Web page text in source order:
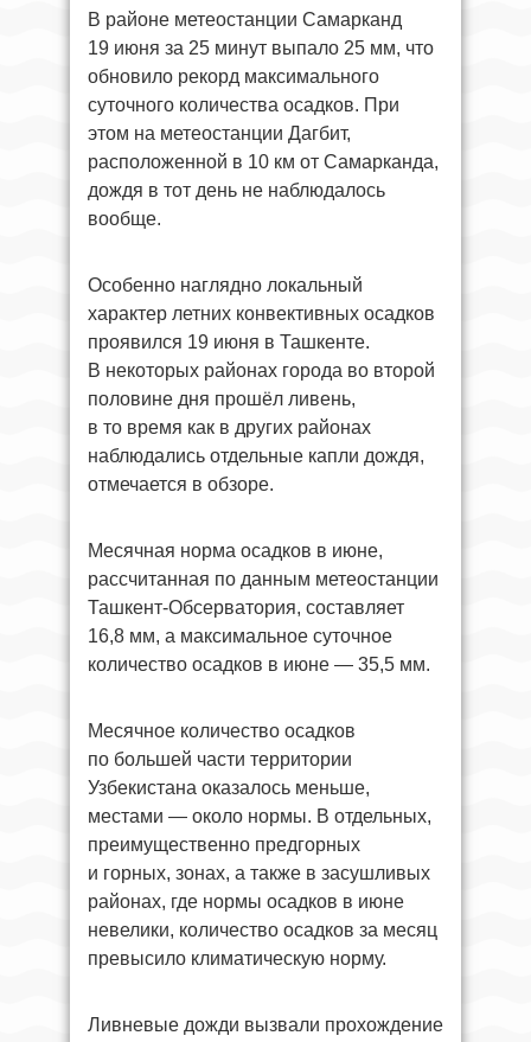
В районе метеостанции Самарканд
19 июня за 25 минут выпало 25 мм, что
обновило рекорд максимального
суточного количества осадков. При
этом на метеостанции Дагбит,
расположенной в 10 км от Самарканда,
дождя в тот день не наблюдалось
вообще.
Особенно наглядно локальный
характер летних конвективных осадков
проявился 19 июня в Ташкенте.
В некоторых районах города во второй
половине дня прошёл ливень,
в то время как в других районах
наблюдались отдельные капли дождя,
отмечается в обзоре.
Месячная норма осадков в июне,
рассчитанная по данным метеостанции
Ташкент-Обсерватория, составляет
16,8 мм, а максимальное суточное
количество осадков в июне — 35,5 мм.
Месячное количество осадков
по большей части территории
Узбекистана оказалось меньше,
местами — около нормы. В отдельных,
преимущественно предгорных
и горных, зонах, а также в засушливых
районах, где нормы осадков в июне
невелики, количество осадков за месяц
превысило климатическую норму.
Ливневые дожди вызвали прохождение